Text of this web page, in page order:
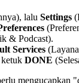
lalu Settings
& Podcast).
Services
DONE
mengucapkan